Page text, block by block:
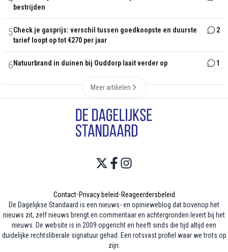
bestrijden
5Check je gasprijs: verschil tussen goedkoopste en duurste
tarief loopt op tot €270 per jaar
2
6 Natuurbrand in duinen bij Ouddorp laait verder op 1
Meer artikelen
Contact•Privacy beleid•Reageerdersbeleid
De Dagelijkse Standaard is een nieuws- en opinieweblog dat bovenop het
nieuws zit, zelf nieuws brengt en commentaar en achtergronden levert bij het
nieuws. De website is in 2009 opgericht en heeft sinds die tijd altijd een
duidelijke rechtsliberale signatuur gehad. Een rotsvast profiel waar we trots op
zijn.